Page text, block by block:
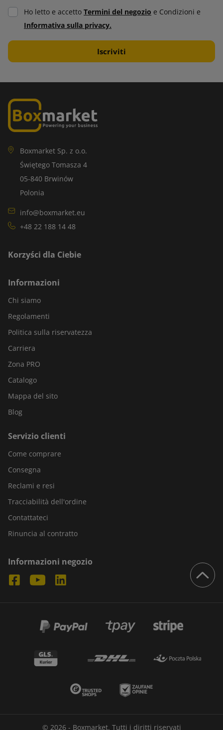
Ho letto e accetto Termini del negozio e Condizioni e
Informativa sulla privacy.
Boxmarket Sp. z o.o.
Świętego Tomasza 4
05-840 Brwinów
Polonia
info@boxmarket.eu
+48 22 188 14 48
Korzyści dla Ciebie
Informazioni
Chi siamo
Regolamenti
Politica sulla riservatezza
Carriera
Zona PRO
Catalogo
Mappa del sito
Blog
Servizio clienti
Come comprare
Consegna
Reclami e resi
Tracciabilità dell'ordine
Contattateci
Rinuncia al contratto
Informazioni negozio
© 2026 - Boxmarket. Tutti i diritti riservati